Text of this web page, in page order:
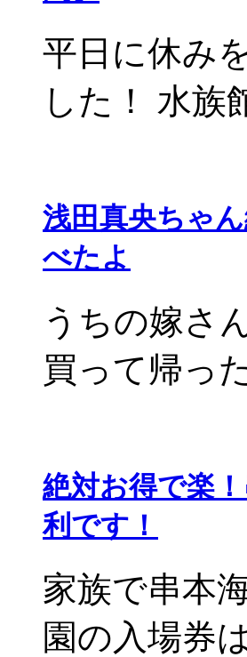
平日に休み
した！ 水族
浅田真央ちゃ
べたよ
うちの嫁さ
買って帰っ
絶対お得で楽
利です！
家族で串本
園の入場券